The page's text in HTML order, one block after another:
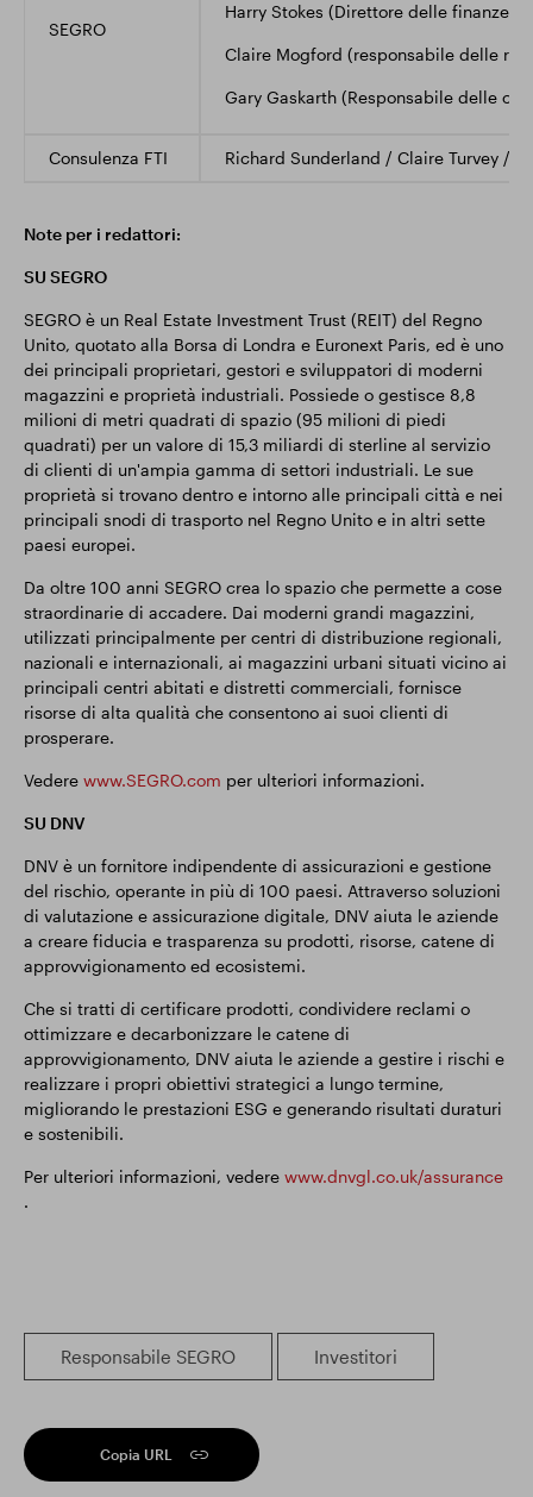
SEGRO
Harry Stokes (Direttore delle finanze
Claire Mogford (responsabile delle
Gary Gaskarth (Responsabile delle
Consulenza FTI Richard Sunderland / Claire Turvey /
Note per i redattori:
SU SEGRO
SEGRO è un Real Estate Investment Trust (REIT) del Regno
Unito, quotato alla Borsa di Londra e Euronext Paris, ed è uno
dei principali proprietari, gestori e sviluppatori di moderni
magazzini e proprietà industriali. Possiede o gestisce 8,8
milioni di metri quadrati di spazio (95 milioni di piedi
quadrati) per un valore di 15,3 miliardi di sterline al servizio
di clienti di un'ampia gamma di settori industriali. Le sue
proprietà si trovano dentro e intorno alle principali città e nei
principali snodi di trasporto nel Regno Unito e in altri sette
paesi europei.
Da oltre 100 anni SEGRO crea lo spazio che permette a cose
straordinarie di accadere. Dai moderni grandi magazzini,
utilizzati principalmente per centri di distribuzione regionali,
nazionali e internazionali, ai magazzini urbani situati vicino ai
principali centri abitati e distretti commerciali, fornisce
risorse di alta qualità che consentono ai suoi clienti di
prosperare.
Vedere www.SEGRO.com per ulteriori informazioni.
SU DNV
DNV è un fornitore indipendente di assicurazioni e gestione
del rischio, operante in più di 100 paesi. Attraverso soluzioni
di valutazione e assicurazione digitale, DNV aiuta le aziende
a creare fiducia e trasparenza su prodotti, risorse, catene di
approvvigionamento ed ecosistemi.
Che si tratti di certificare prodotti, condividere reclami o
ottimizzare e decarbonizzare le catene di
approvvigionamento, DNV aiuta le aziende a gestire i rischi e
realizzare i propri obiettivi strategici a lungo termine,
migliorando le prestazioni ESG e generando risultati duraturi
e sostenibili.
Per ulteriori informazioni, vedere www.dnvgl.co.uk/assurance
.
Responsabile SEGRO Investitori
Copia URL